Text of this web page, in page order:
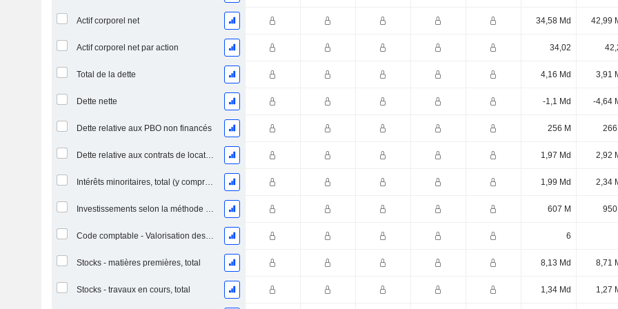
Actif corporel net 34,58 Md 42,99
Actif corporel net par action 34,02
Total de la dette 4,16 Md 3,91
Dette nette -1,1 Md -4,64
Dette relative aux PBO non financés 256 M 266
Dette relative aux contrats de location 1,97 Md 2,92
Intérêts minoritaires, total (y compris la division financière) 1,99 Md 2,34
Investissements selon la méthode de la mise en équivalence, total 607 M 950
Code comptable - Valorisation des stocks 6
Stocks - matières premières, total 8,13 Md 8,71
Stocks - travaux en cours, total 1,34 Md 1,27